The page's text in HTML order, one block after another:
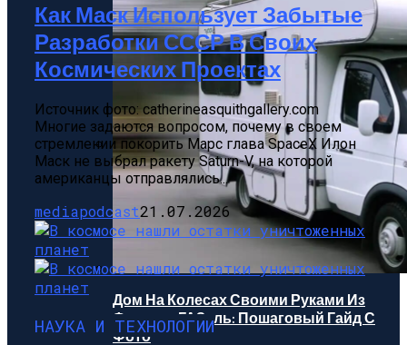
Растения-Вампиры: 15 Популярных
Домашних Цветов, Которые Крадут
Ваше Здоровье День За Днем
Дом На Колесах Своими Руками Из
Фургона ГАЗель: Пошаговый Гайд С
Фото
Как Маск Использует Забытые
Разработки СССР В Своих
Космических Проектах
Источник фото: catherineasquithgallery.com
Многие задаются вопросом, почему в своем
стремлении покорить Марс глава SpaceX Илон
Маск не выбрал ракету Saturn-V, на которой
американцы отправлялись...
mediapodcast21.07.2026
НАУКА И ТЕХНОЛОГИИ